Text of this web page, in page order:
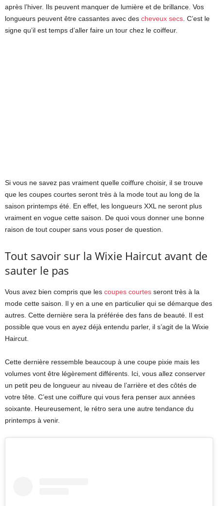
après l’hiver. Ils peuvent manquer de lumière et de brillance. Vos
longueurs peuvent être cassantes avec des cheveux secs. C’est le
signe qu’il est temps d’aller faire un tour chez le coiffeur.
Si vous ne savez pas vraiment quelle coiffure choisir, il se trouve
que les coupes courtes seront très à la mode tout au long de la
saison printemps été. En effet, les longueurs XXL ne seront plus
vraiment en vogue cette saison. De quoi vous donner une bonne
raison de tout couper sans vous poser de question.
Tout savoir sur la Wixie Haircut avant de
sauter le pas
Vous avez bien compris que les coupes courtes seront très à la
mode cette saison. Il y en a une en particulier qui se démarque des
autres. Cette dernière sera la préférée des fans de beauté. Il est
possible que vous en ayez déjà entendu parler, il s’agit de la Wixie
Haircut.
Cette dernière ressemble beaucoup à une coupe pixie mais les
volumes vont être légèrement différents. Ici, vous allez conserver
un petit peu de longueur au niveau de l’arrière et des côtés de
votre tête. C’est une coiffure qui vous fera penser aux années
soixante. Heureusement, le rétro sera une autre tendance du
printemps à venir.